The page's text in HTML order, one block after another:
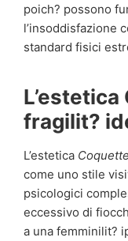
poich? possono
l’insoddisfazione
standard fisici
fragilit?
L’estetica Coquette
come uno stile
psicologici
eccessivo di
a una femminilit?